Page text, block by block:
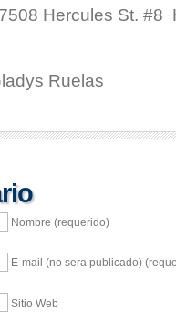
Hercules St. #8
Ruelas
Nombre (requerido)
E-mail (no sera publicado)
Sitio Web